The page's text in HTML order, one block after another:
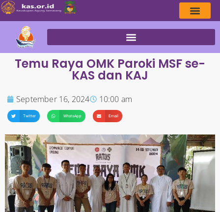
Temu Raya OMK Paroki MSF se-
KAS dan KAJ
September 16, 2024 10:00 am
Twitter WhatsApp Email